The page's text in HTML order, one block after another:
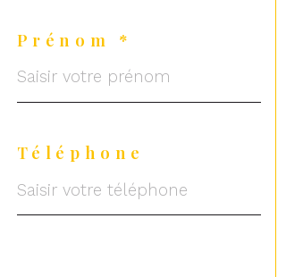
Prénom *
Téléphone